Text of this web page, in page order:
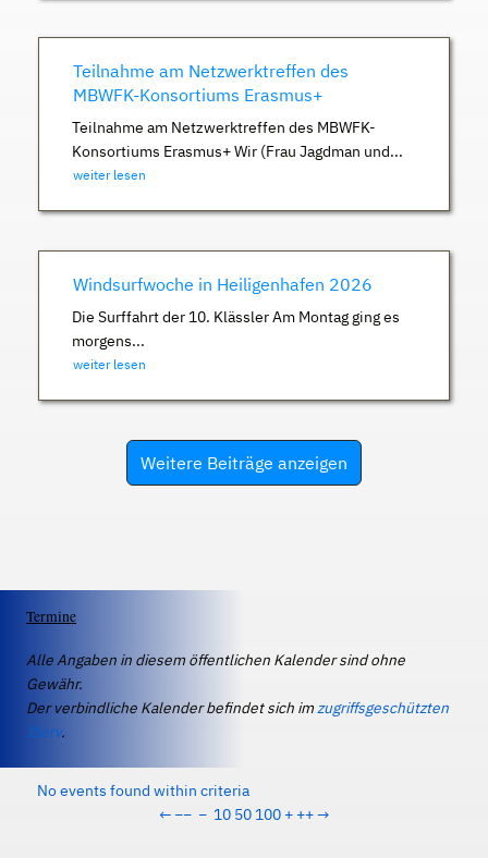
Teilnahme am Netzwerktreffen des
MBWFK-Konsortiums Erasmus+
Teilnahme am Netzwerktreffen des MBWFK-
Konsortiums Erasmus+ Wir (Frau Jagdman und...
weiter lesen
Windsurfwoche in Heiligenhafen 2026
Die Surffahrt der 10. Klässler Am Montag ging es
morgens...
weiter lesen
Weitere Beiträge anzeigen
Termine
Alle Angaben in diesem öffentlichen Kalender sind ohne
Gewähr.
Der verbindliche Kalender befindet sich imzugriffsgeschützten
IServ.
No events found within criteria
← −− − 10 50 100 + ++→